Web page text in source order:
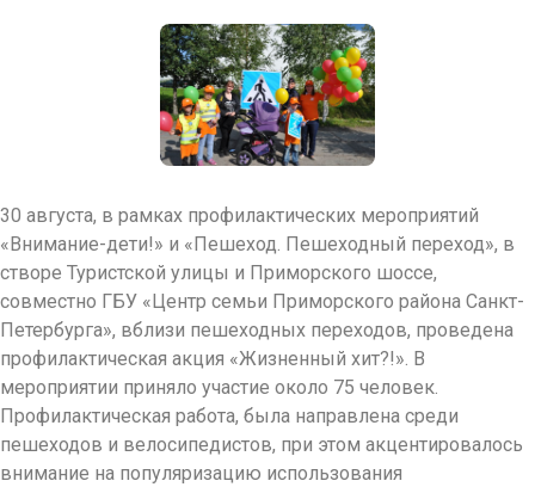
30 августа, в рамках профилактических мероприятий
«Внимание-дети!» и «Пешеход. Пешеходный переход», в
створе Туристской улицы и Приморского шоссе,
совместно ГБУ «Центр семьи Приморского района Санкт-
Петербурга», вблизи пешеходных переходов, проведена
профилактическая акция «Жизненный хит?!». В
мероприятии приняло участие около 75 человек.
Профилактическая работа, была направлена среди
пешеходов и велосипедистов, при этом акцентировалось
внимание на популяризацию использования